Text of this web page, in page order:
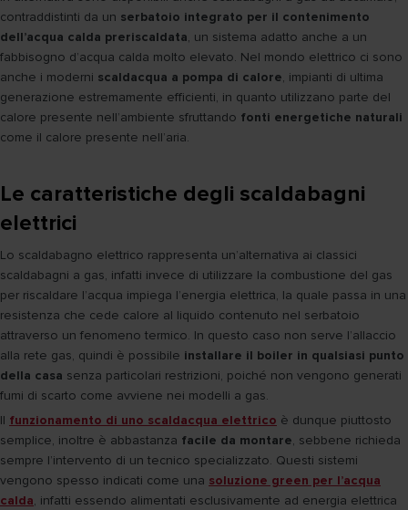
contraddistinti da un serbatoio integrato per il contenimento
dell’acqua calda preriscaldata, un sistema adatto anche a un
fabbisogno d’acqua calda molto elevato. Nel mondo elettrico ci sono
anche i moderni scaldacqua a pompa di calore, impianti di ultima
generazione estremamente efficienti, in quanto utilizzano parte del
calore presente nell’ambiente sfruttando fonti energetiche naturali
come il calore presente nell’aria.
Le caratteristiche degli scaldabagni
elettrici
Lo scaldabagno elettrico rappresenta un’alternativa ai classici
scaldabagni a gas, infatti invece di utilizzare la combustione del gas
per riscaldare l’acqua impiega l’energia elettrica, la quale passa in una
resistenza che cede calore al liquido contenuto nel serbatoio
attraverso un fenomeno termico. In questo caso non serve l’allaccio
alla rete gas, quindi è possibile installare il boiler in qualsiasi punto
della casa senza particolari restrizioni, poiché non vengono generati
fumi di scarto come avviene nei modelli a gas.
Il funzionamento di uno scaldacqua elettrico è dunque piuttosto
semplice, inoltre è abbastanza facile da montare, sebbene richieda
sempre l’intervento di un tecnico specializzato. Questi sistemi
vengono spesso indicati come una soluzione green per l’acqua
calda, infatti essendo alimentati esclusivamente ad energia elettrica